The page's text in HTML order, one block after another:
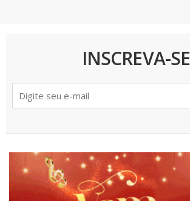
INSCREVA-SE